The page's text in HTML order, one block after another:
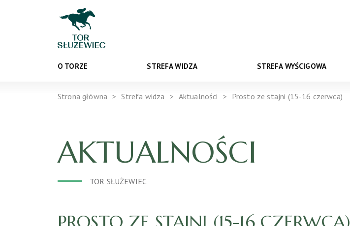
O TORZE STREFA WIDZA STREFA WYŚCIGOWA
Strona główna Strefa widza Aktualności Prosto ze stajni (15-16 czerwca)
AKTUALNOŚCI
TOR SŁUŻEWIEC